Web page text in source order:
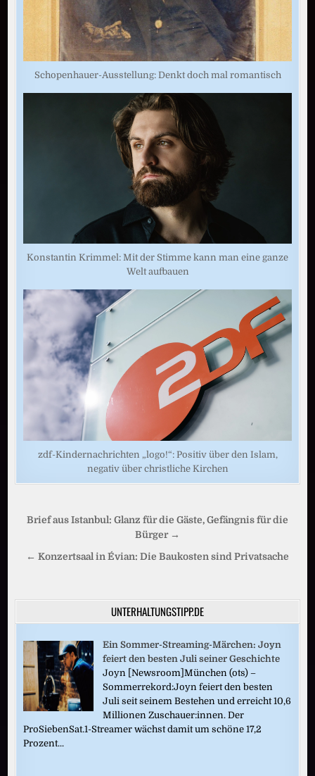
Schopenhauer-Ausstellung: Denkt doch mal romantisch
Konstantin Krimmel: Mit der Stimme kann man eine ganze
Welt aufbauen
zdf-Kindernachrichten „logo!“: Positiv über den Islam,
negativ über christliche Kirchen
Beitragsnavigation
Brief aus Istanbul: Glanz für die Gäste, Gefängnis für die
Bürger →
← Konzertsaal in Évian: Die Baukosten sind Privatsache
UNTERHALTUNGSTIPP.DE
Ein Sommer-Streaming-Märchen: Joyn
feiert den besten Juli seiner Geschichte
Joyn [Newsroom]München (ots) –
Sommerrekord:Joyn feiert den besten
Juli seit seinem Bestehen und erreicht 10,6
Millionen Zuschauer:innen. Der
ProSiebenSat.1-Streamer wächst damit um schöne 17,2
Prozent...